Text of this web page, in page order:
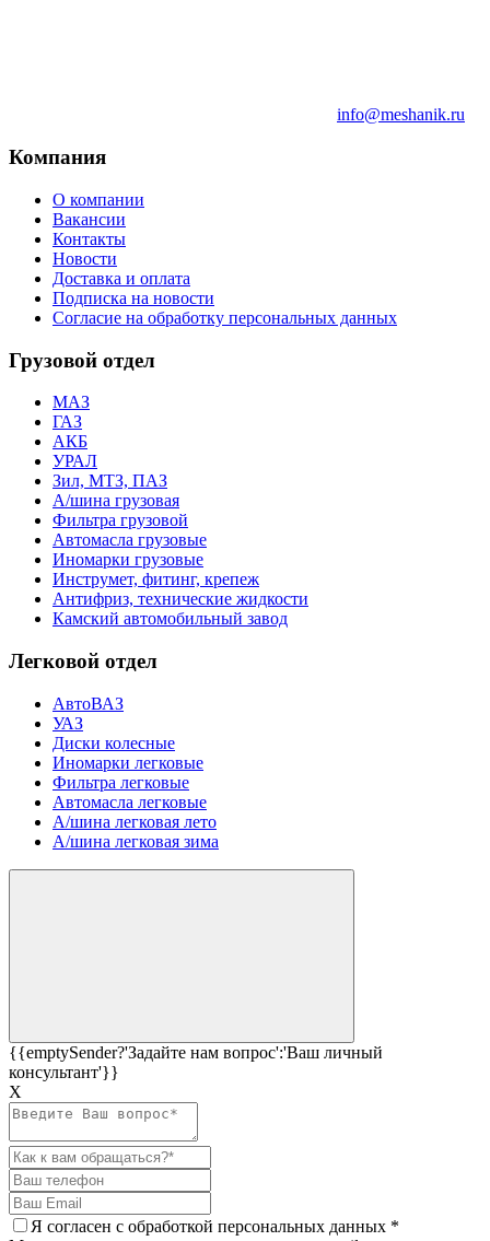
info@meshanik.ru
Компания
О компании
Вакансии
Контакты
Новости
Доставка и оплата
Подписка на новости
Согласие на обработку персональных данных
Грузовой отдел
МАЗ
ГАЗ
АКБ
УРАЛ
Зил, МТЗ, ПАЗ
А/шина грузовая
Фильтра грузовой
Автомасла грузовые
Иномарки грузовые
Инструмет, фитинг, крепеж
Антифриз, технические жидкости
Камский автомобильный завод
Легковой отдел
АвтоВАЗ
УАЗ
Диски колесные
Иномарки легковые
Фильтра легковые
Автомасла легковые
А/шина легковая лето
А/шина легковая зима
{{emptySender?'Задайте нам вопрос':'Ваш личный
консультант'}}
Х
Я согласен c обработкой персональных данных *